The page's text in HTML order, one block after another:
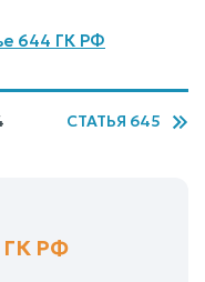
644 ГК РФ
СТАТЬЯ 645
ГК РФ